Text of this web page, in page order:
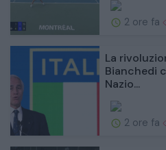
2 ore fa
La
Bianchedi
Nazio...
2 ore fa